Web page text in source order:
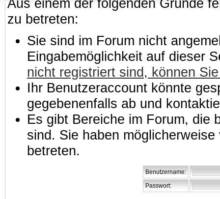
Aus einem der folgenden Gründe
zu betreten:
Sie sind im Forum nicht
Eingabemöglichkeit auf dieser
nicht registriert sind, können
Ihr Benutzeraccount könnte
gegebenenfalls ab und
Es gibt Bereiche im Forum, die
sind. Sie haben
betreten.
Benutzername:
Passwort: